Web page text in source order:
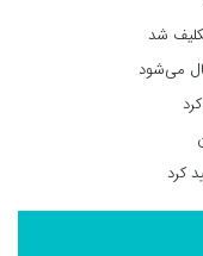
شد
می‌شود
کرد